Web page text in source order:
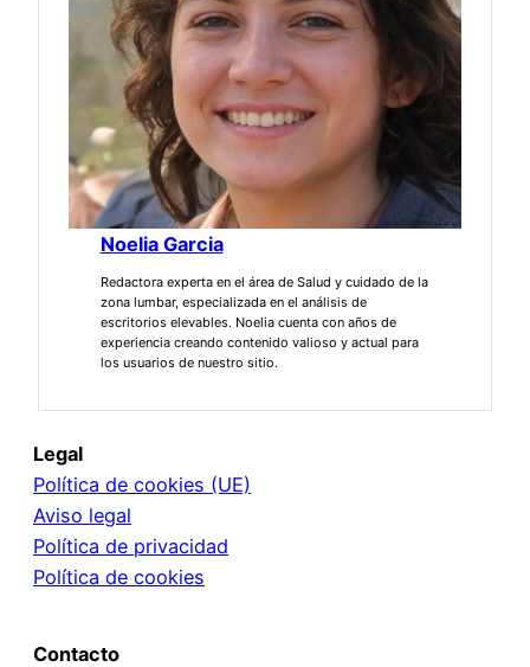
Noelia Garcia
Redactora experta en el área de Salud y cuidado de la
zona lumbar, especializada en el análisis de
escritorios elevables. Noelia cuenta con años de
experiencia creando contenido valioso y actual para
los usuarios de nuestro sitio.
Legal
Política de cookies (UE)
Aviso legal
Política de privacidad
Política de cookies
Contacto